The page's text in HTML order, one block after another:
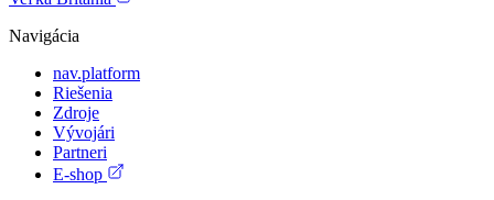
Navigácia
nav.platform
Riešenia
Zdroje
Vývojári
Partneri
E-shop